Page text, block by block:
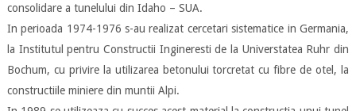
consolidare a tunelului din Idaho – SUA.
In perioada 1974-1976 s-au realizat cercetari sistematice in Germania,
la Institutul pentru Constructii Ingineresti de la Universtatea Ruhr din
Bochum, cu privire la utilizarea betonului torcretat cu fibre de otel, la
constructiile miniere din muntii Alpi.